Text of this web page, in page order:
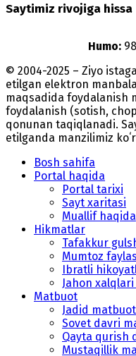
Saytimiz rivojiga hissa
Humo:
© 2004-2025 – Ziyo
etilgan elektron
maqsadida foydalanish
foydalanish (sotish,
qonunan taqiqlanadi.
etilganda manzilimiz
Bosh sahifa
Portal haqida
Portal tarixi
Sayt xaritasi
Muallif haqida
Hikmatlar
Tafakkur
Mumtoz
Ibratli
Jahon
Matbuot
Jadid
Sovet davri
Qayta qurish
Mustaqillik